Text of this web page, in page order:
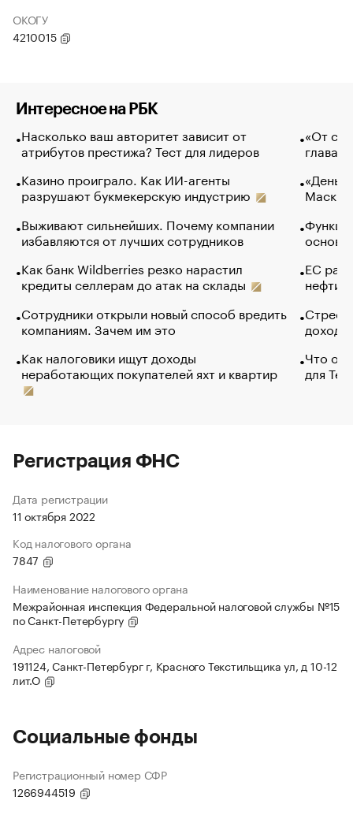
ОКОГУ
4210015
Интересное на РБК
Насколько ваш авторитет зависит от
атрибутов престижа? Тест для лидеров
Казино проиграло. Как ИИ-агенты
разрушают букмекерскую индустрию
Выживают сильнейших. Почему компании
избавляются от лучших сотрудников
Как банк Wildberries резко нарастил
кредиты селлерам до атак на склады
Сотрудники открыли новый способ вредить
компаниям. Зачем им это
Как налоговики ищут доходы
неработающих покупателей яхт и квартир
«От
глава
Маск в
основ
ЕС
нефти
Что
для
Регистрация ФНС
Дата регистрации
11 октября 2022
Код налогового органа
7847
Наименование налогового органа
Межрайонная инспекция Федеральной налоговой службы №15
по Санкт-Петербургу
Адрес налоговой
191124, Санкт-Петербург г, Красного Текстильщика ул, д 10-12
лит.О
Социальные фонды
Регистрационный номер СФР
1266944519